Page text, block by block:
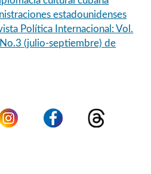
estadounidenses
Política Internacional: Vol.
(julio-septiembre) de